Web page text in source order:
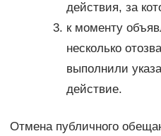
действия, за
к моменту
несколько
выполнили
действие.
Отмена публичного